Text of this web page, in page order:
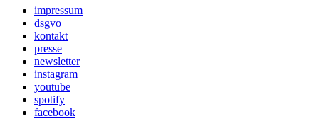
impressum
dsgvo
kontakt
presse
newsletter
instagram
youtube
spotify
facebook